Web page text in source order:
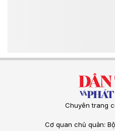
Chuyên trang
Cơ quan chủ quản: